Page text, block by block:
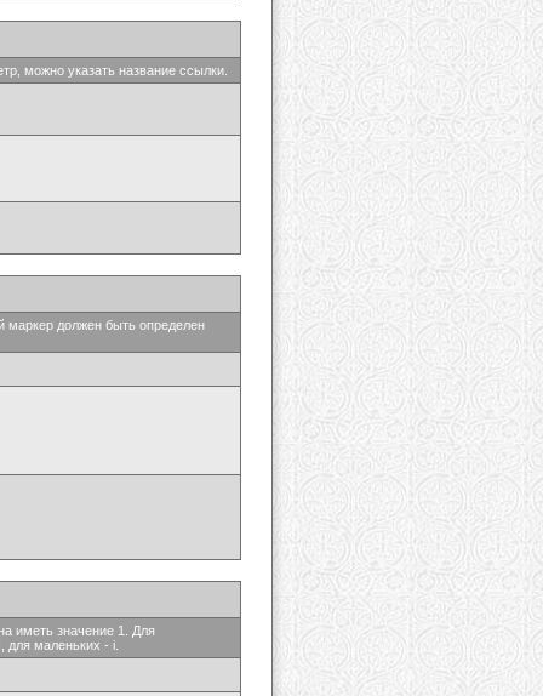
можно указать название ссылки.
маркер должен быть определен
иметь значение 1. Для
маленьких - i.